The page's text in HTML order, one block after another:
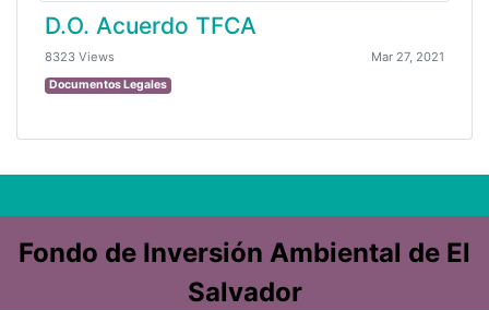
D.O. Acuerdo TFCA
8323 Views Mar 27, 2021
Documentos Legales
Fondo de Inversión Ambiental de El
Salvador